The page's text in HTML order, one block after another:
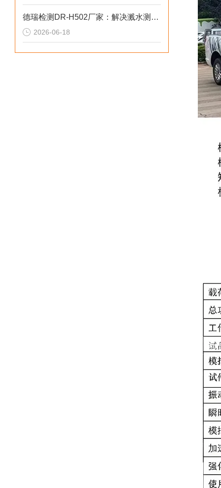
德瑞检测DR-H502厂家：解决溅水测试失准的2026选型标准
2026-06-18